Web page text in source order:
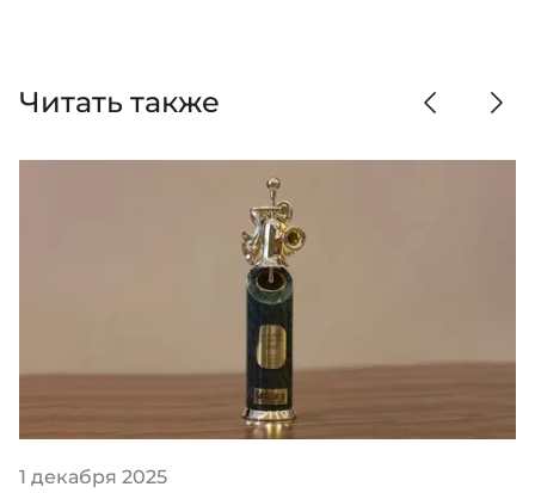
Читать также
1 декабря 2025